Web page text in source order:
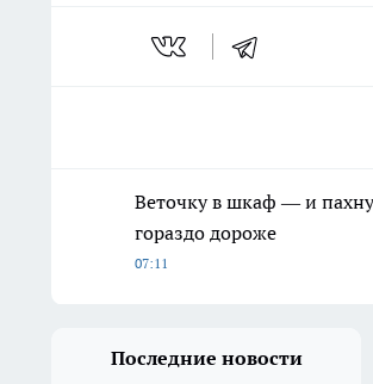
Веточку в шкаф — и пахну
гораздо дороже
07:11
Последние новости